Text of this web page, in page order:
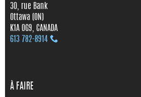
30, rue Bank
Ottawa (ON)
K1A 0G9, CANADA
613 782‑8914
À FAIRE